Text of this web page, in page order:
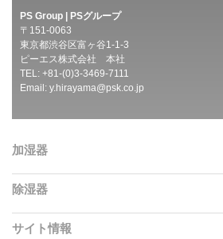
PS Group | PSグループ
〒151-0063
東京都渋谷区富ヶ谷1-1-3
ピーエス株式会社 本社
TEL: +81-(0)3-3469-7111
Email: y.hirayama@psk.co.jp
加湿器
除湿器
サイト情報